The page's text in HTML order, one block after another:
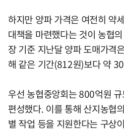
하지만 양파 가격은 여전히 약
대책을 마련했다는 것이 농협
장 기준 지난달 양파 도매가격
해 같은 기간(812원)보다 약
우선 농협중앙회는 800억원
편성했다. 이를 통해 산지농협
별 작업 등을 지원한다는 구상